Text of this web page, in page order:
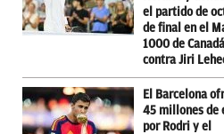
el partido de
de final en el
1000 de Canadá
contra Jiri
El Barcelona
45 millones de
por Rodri y el